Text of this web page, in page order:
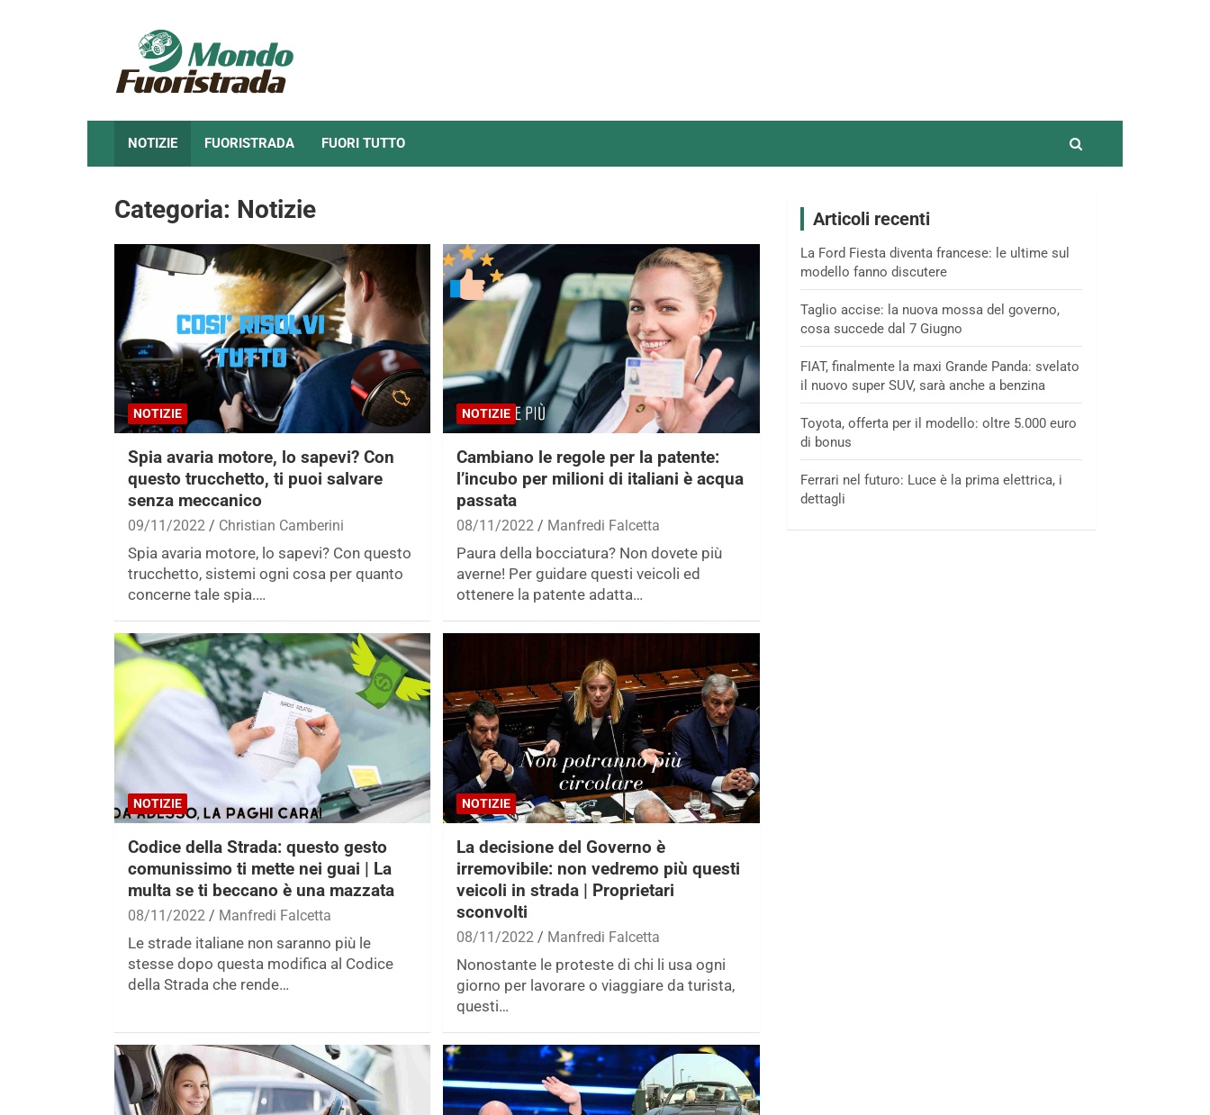
NOTIZIE FUORISTRADA FUORI TUTTO
Categoria: Notizie
NOTIZIE
Spia avaria motore, lo sapevi? Con
questo trucchetto, ti puoi salvare
senza meccanico
09/11/2022 Christian Camberini
Spia avaria motore, lo sapevi? Con questo
trucchetto, sistemi ogni cosa per quanto
concerne tale spia.…
NOTIZIE
Cambiano le regole per la patente:
l’incubo per milioni di italiani è acqua
passata
08/11/2022 Manfredi Falcetta
Paura della bocciatura? Non dovete più
averne! Per guidare questi veicoli ed
ottenere la patente adatta…
NOTIZIE
Codice della Strada: questo gesto
comunissimo ti mette nei guai | La
multa se ti beccano è una mazzata
08/11/2022 Manfredi Falcetta
Le strade italiane non saranno più le
stesse dopo questa modifica al Codice
della Strada che rende…
NOTIZIE
La decisione del Governo è
irremovibile: non vedremo più questi
veicoli in strada | Proprietari
sconvolti
08/11/2022 Manfredi Falcetta
Nonostante le proteste di chi li usa ogni
giorno per lavorare o viaggiare da turista,
questi…
Articoli recenti
La Ford Fiesta diventa francese: le ultime sul
modello fanno discutere
Taglio accise: la nuova mossa del governo,
cosa succede dal 7 Giugno
FIAT, finalmente la maxi Grande Panda: svelato
il nuovo super SUV, sarà anche a benzina
Toyota, offerta per il modello: oltre 5.000 euro
di bonus
Ferrari nel futuro: Luce è la prima elettrica, i
dettagli